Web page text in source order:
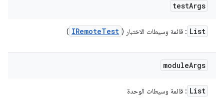
testArgs
List : قائمة وسيطات الاختبار ( IRemoteTest
)
moduleArgs
List : قائمة وسيطات الوحدة